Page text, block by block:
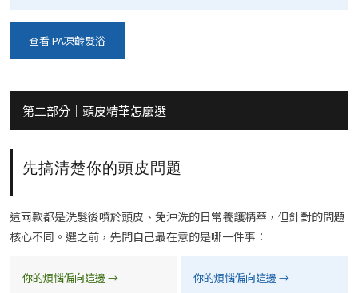
查看 PA凍齡髮浴
第二部分｜頭皮精華怎麼選
先搞清楚你的頭皮問題
這兩款都是洗髮後噴於頭皮、免沖洗的日常養護精華，但針對的問題
核心不同。選之前，先問自己最在意的是哪一件事：
你的煩惱偏向這邊 →
你的煩惱偏向這邊 →